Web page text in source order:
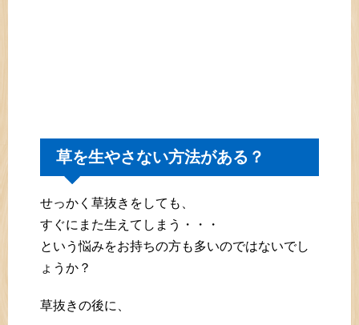
草を生やさない方法がある？
せっかく草抜きをしても、
すぐにまた生えてしまう・・・
という悩みをお持ちの方も多いのではないでし
ょうか？
草抜きの後に、